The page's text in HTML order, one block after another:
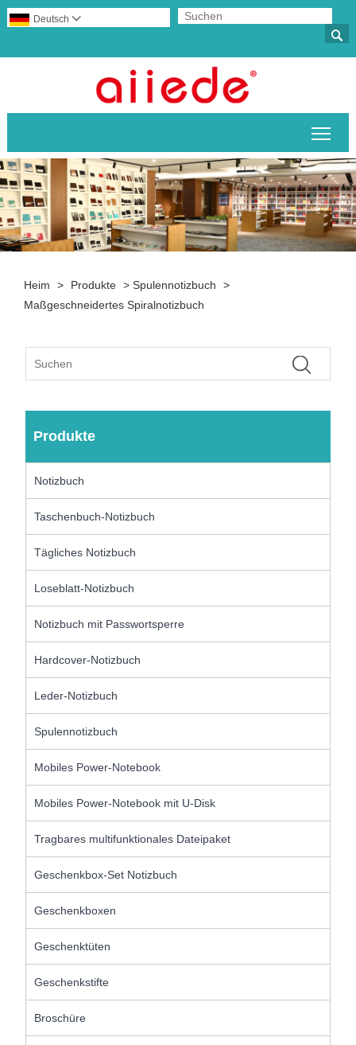

Deutsch 
Heim > Produkte >Spulennotizbuch
>
Maßgeschneidertes Spiralnotizbuch
Produkte
Notizbuch
Taschenbuch-Notizbuch
Tägliches Notizbuch
Loseblatt-Notizbuch
Notizbuch mit Passwortsperre
Hardcover-Notizbuch
Leder-Notizbuch
Spulennotizbuch
Mobiles Power-Notebook
Mobiles Power-Notebook mit U-Disk
Tragbares multifunktionales Dateipaket
Geschenkbox-Set Notizbuch
Geschenkboxen
Geschenktüten
Geschenkstifte
Broschüre